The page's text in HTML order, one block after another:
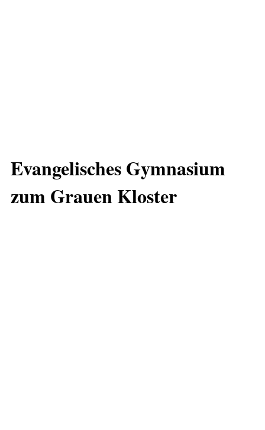
Evangelisches Gymnasium
zum Grauen Kloster